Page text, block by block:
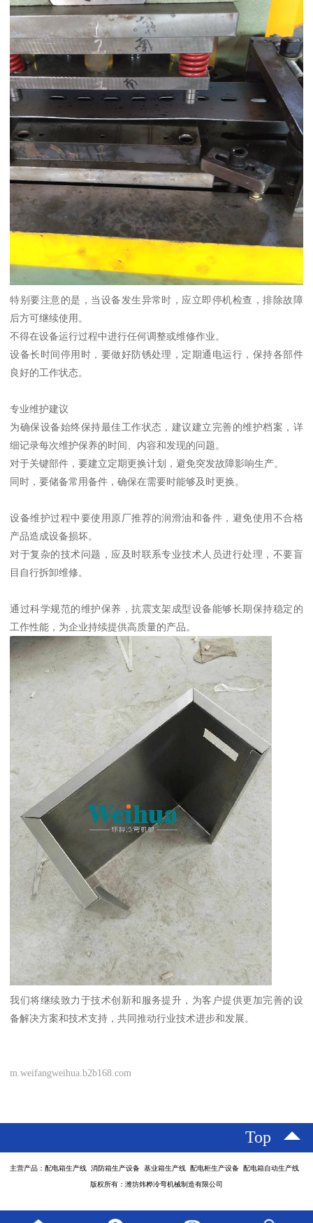
特别要注意的是，当设备发生异常时，应立即停机检查，排除故障
后方可继续使用。
不得在设备运行过程中进行任何调整或维修作业。
设备长时间停用时，要做好防锈处理，定期通电运行，保持各部件
良好的工作状态。
专业维护建议
为确保设备始终保持最佳工作状态，建议建立完善的维护档案，详
细记录每次维护保养的时间、内容和发现的问题。
对于关键部件，要建立定期更换计划，避免突发故障影响生产。
同时，要储备常用备件，确保在需要时能够及时更换。
设备维护过程中要使用原厂推荐的润滑油和备件，避免使用不合格
产品造成设备损坏。
对于复杂的技术问题，应及时联系专业技术人员进行处理，不要盲
目自行拆卸维修。
通过科学规范的维护保养，抗震支架成型设备能够长期保持稳定的
工作性能，为企业持续提供高质量的产品。
我们将继续致力于技术创新和服务提升，为客户提供更加完善的设
备解决方案和技术支持，共同推动行业技术进步和发展。
m.weifangweihua.b2b168.com
Top
主营产品：配电箱生产线 消防箱生产设备 基业箱生产线 配电柜生产设备 配电箱自动生产线
版权所有：潍坊炜桦冷弯机械制造有限公司